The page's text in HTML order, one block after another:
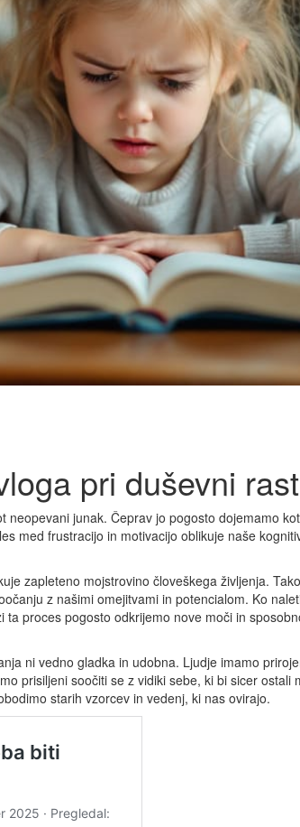
pri duševni
junak. Čeprav jo pogosto dojemamo
med frustracijo in motivacijo oblikuje naše
zapleteno mojstrovino človeškega življenja.
z našimi omejitvami in potencialom. Ko
proces pogosto odkrijemo nove moči in
ni vedno gladka in udobna. Ljudje imamo
prisiljeni soočiti se z vidiki sebe, ki bi sicer
starih vzorcev in vedenj, ki nas ovirajo.